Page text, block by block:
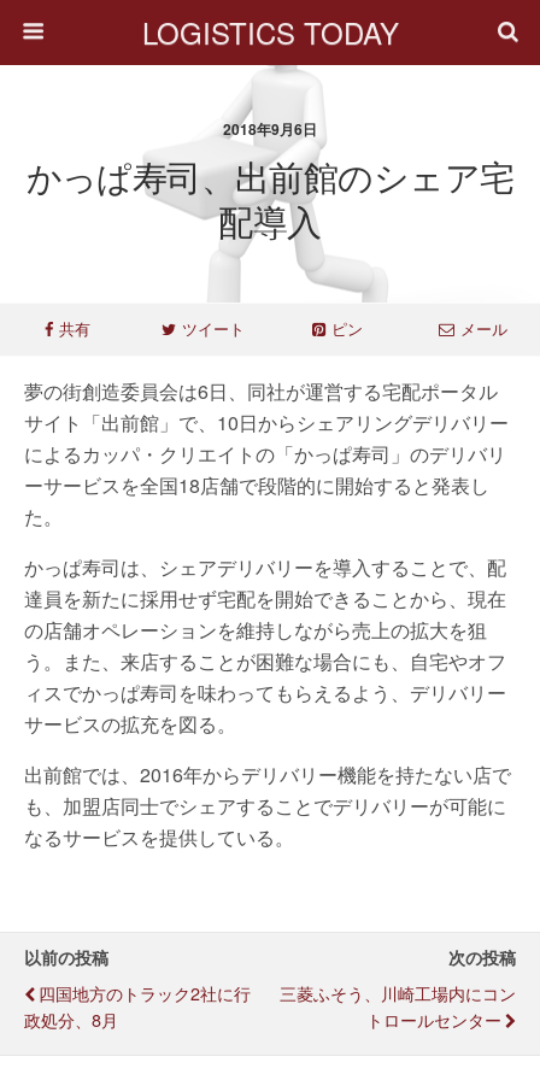
LOGISTICS TODAY
2018年9月6日
かっぱ寿司、出前館のシェア宅
配導入
共有 ツイート ピン メール
夢の街創造委員会は6日、同社が運営する宅配ポータル
サイト「出前館」で、10日からシェアリングデリバリー
によるカッパ・クリエイトの「かっぱ寿司」のデリバリ
ーサービスを全国18店舗で段階的に開始すると発表し
た。
かっぱ寿司は、シェアデリバリーを導入することで、配
達員を新たに採用せず宅配を開始できることから、現在
の店舗オペレーションを維持しながら売上の拡大を狙
う。また、来店することが困難な場合にも、自宅やオフ
ィスでかっぱ寿司を味わってもらえるよう、デリバリー
サービスの拡充を図る。
出前館では、2016年からデリバリー機能を持たない店で
も、加盟店同士でシェアすることでデリバリーが可能に
なるサービスを提供している。
以前の投稿
四国地方のトラック2社に行
政処分、8月
次の投稿
三菱ふそう、川崎工場内にコン
トロールセンター